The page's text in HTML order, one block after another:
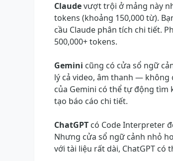
Claudevượt trội ở mảng này
tokens (khoảng 150,000 từ).
cầu Claude phân tích chi tiết.
500,000+ tokens.
Gemini cũng có cửa sổ ngữ
lý cả video, âm thanh — không
của Gemini có thể tự động tìm
tạo báo cáo chi tiết.
ChatGPT có Code Interpreter
Nhưng cửa sổ ngữ cảnh nhỏ
với tài liệu rất dài, ChatGPT có